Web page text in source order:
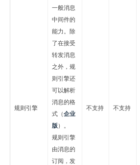
规则引擎
一般消息
中间件的
能力。除
了在接受
转发消息
之外，规
则引擎还
可以解析
消息的格
式（企业
版 ）。
规则引擎
由消息的
订阅，发
不支持 不支持